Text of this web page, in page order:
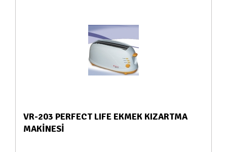
VR-203 PERFECT LIFE EKMEK KIZARTMA
MAKİNESİ